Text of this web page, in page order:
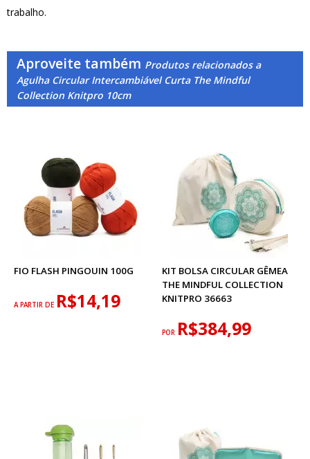
trabalho.
Aproveite também Produtos relacionados a
Agulha Circular Intercambiável Curta The Mindful
Collection Knitpro 10cm
FIO FLASH PINGOUIN 100G
A PARTIR DE R$14,19
KIT BOLSA CIRCULAR GÊMEA
THE MINDFUL COLLECTION
KNITPRO 36663
POR R$384,99